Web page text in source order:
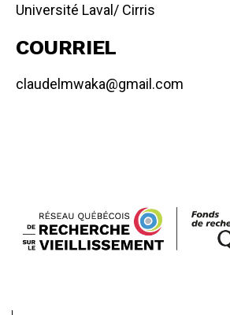
Université Laval/ Cirris
COURRIEL
claudelmwaka@gmail.com